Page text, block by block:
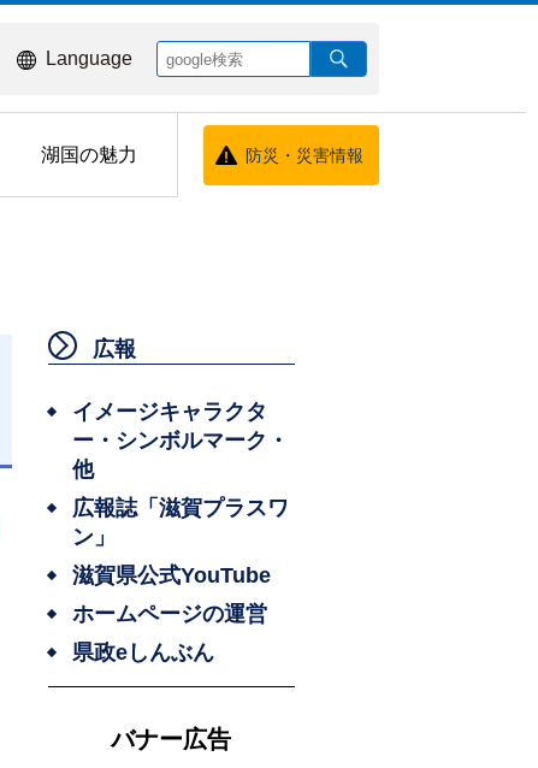
Language
湖国の魅力 防災・災害情報
広報
イメージキャラクタ
ー・シンボルマーク・
他
広報誌「滋賀プラスワ
ン」
滋賀県公式YouTube
ホームページの運営
県政eしんぶん
バナー広告